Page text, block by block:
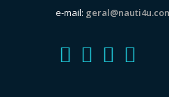
e-mail: